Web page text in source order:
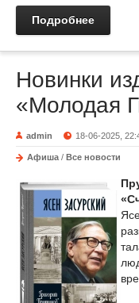
Подробнее
Новинки
«Молодая
admin 18-06-2025,
Афиша / Все новости